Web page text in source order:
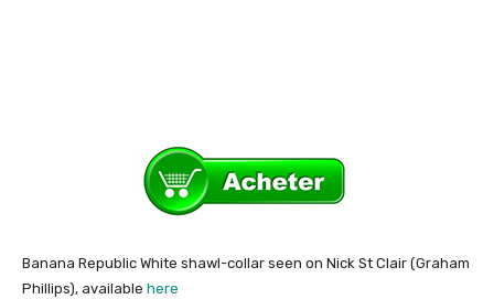
Banana Republic White shawl-collar seen on Nick St Clair (Graham
Phillips), available here